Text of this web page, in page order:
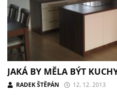
JAKÁ BY MĚLA BÝT
RADEK ŠTĚPÁN 12. 12. 2013